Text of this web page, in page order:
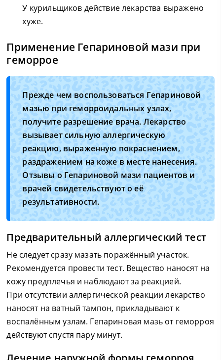
У курильщиков действие лекарства выражено
хуже.
Применение Гепариновой мази при
геморрое
Прежде чем воспользоваться Гепариновой
мазью при геморроидальных узлах,
получите разрешение врача. Лекарство
вызывает сильную аллергическую
реакцию, выраженную покраснением,
раздражением на коже в месте нанесения.
Отзывы о Гепариновой мази пациентов и
врачей свидетельствуют о её
результативности.
Предварительный аллергический тест
Не следует сразу мазать поражённый участок.
Рекомендуется провести тест. Вещество наносят на
кожу предплечья и наблюдают за реакцией.
При отсутствии аллергической реакции лекарство
наносят на ватный тампон, прикладывают к
воспалённым узлам. Гепариновая мазь от геморроя
действуют спустя пару минут.